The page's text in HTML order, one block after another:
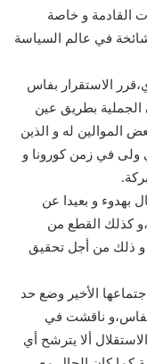
القادمة و خاصة
في عالم السياسة
الاستقرار بفاس
بطريق عين
الموالين له و الذين
ولى في زمن كورونا و
بهدوء و بعيدا عن
كذلك القطع من
و ذلك من أجل تحقيق
الأخير وضع حد
بفاس،و ناقشت في
ألا يترشح أي